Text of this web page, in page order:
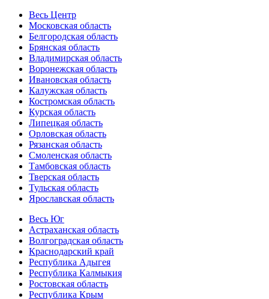
Весь Центр
Московская область
Белгородская область
Брянская область
Владимирская область
Воронежская область
Ивановская область
Калужская область
Костромская область
Курская область
Липецкая область
Орловская область
Рязанская область
Смоленская область
Тамбовская область
Тверская область
Тульская область
Ярославская область
Весь Юг
Астраханская область
Волгоградская область
Краснодарский край
Республика Адыгея
Республика Калмыкия
Ростовская область
Республика Крым